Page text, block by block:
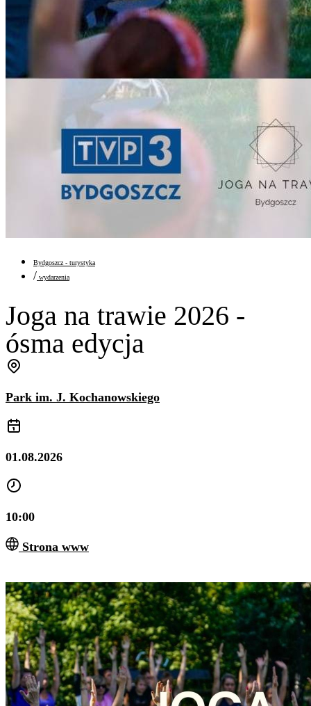
Bydgoszcz - turystyka
/ wydarzenia
Joga na trawie 2026 -
ósma edycja
Park im. J. Kochanowskiego
01.08.2026
10:00
Strona www